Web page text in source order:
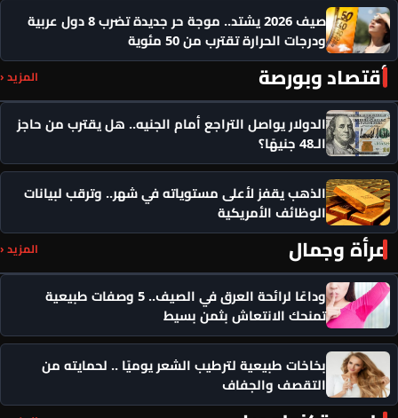
صيف 2026 يشتد.. موجة حر جديدة تضرب 8 دول عربية
ودرجات الحرارة تقترب من 50 مئوية
أقتصاد وبورصة المزيد ‹
الدولار يواصل التراجع أمام الجنيه.. هل يقترب من حاجز
الـ48 جنيهًا؟
الذهب يقفز لأعلى مستوياته في شهر.. وترقب لبيانات
الوظائف الأمريكية
مرأة وجمال المزيد ‹
وداعًا لرائحة العرق في الصيف.. 5 وصفات طبيعية
تمنحك الانتعاش بثمن بسيط
بخاخات طبيعية لترطيب الشعر يوميًا .. لحمايته من
التقصف والجفاف